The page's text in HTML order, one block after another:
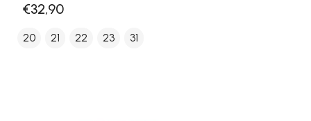
€32,90
20 21 22 23 31